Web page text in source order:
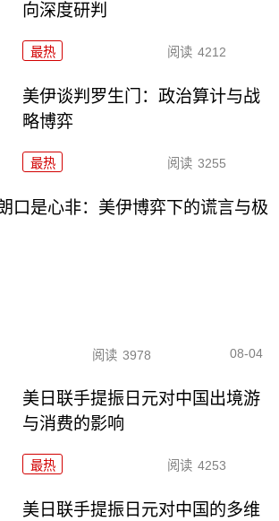
向深度研判
最热 阅读 4212
美伊谈判罗生门：政治算计与战
略博弈
最热 阅读 3255
口是心非：美伊博弈下的谎言与极
阅读 3978 08-04
美日联手提振日元对中国出境游
与消费的影响
最热 阅读 4253
美日联手提振日元对中国的多维